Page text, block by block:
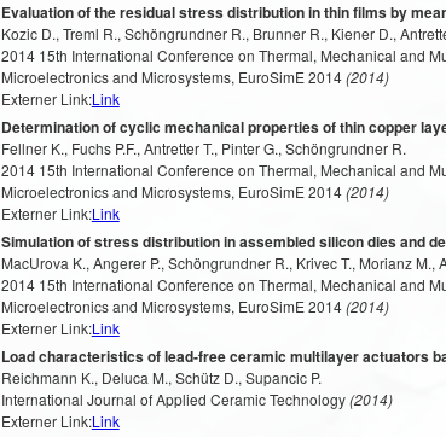
Evaluation of the residual stress distribution in thin films by
Kozic D., Treml R., Schöngrundner R., Brunner R., Kiener D.,
2014 15th International Conference on Thermal, Mechanical and
Microelectronics and Microsystems, EuroSimE 2014(2014)
Externer Link:Link
Determination of cyclic mechanical properties of thin copper
Fellner K., Fuchs P.F., Antretter T., Pinter G., Schöngrundner R.
2014 15th International Conference on Thermal, Mechanical and
Microelectronics and Microsystems, EuroSimE 2014(2014)
Externer Link:Link
Simulation of stress distribution in assembled silicon dies and
MacUrova K., Angerer P., Schöngrundner R., Krivec T., Morianz M.,
2014 15th International Conference on Thermal, Mechanical and
Microelectronics and Microsystems, EuroSimE 2014(2014)
Externer Link:Link
Load characteristics of lead-free ceramic multilayer actuators
Reichmann K., Deluca M., Schütz D., Supancic P.
International Journal of Applied Ceramic Technology(2014)
Externer Link:Link